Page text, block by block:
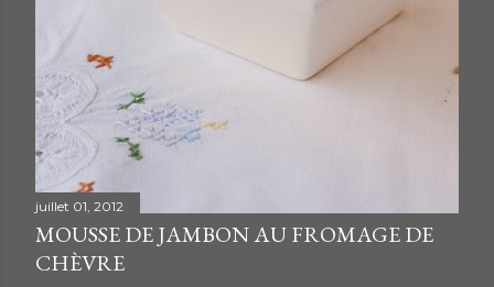
juillet 01, 2012
MOUSSE DE JAMBON AU FROMAGE DE
CHÈVRE